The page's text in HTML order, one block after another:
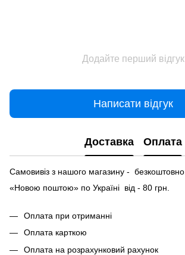
Додайте перший відгук
Написати відгук
Доставка Оплата
Самовивіз з нашого магазину - безкоштовно.
«Новою поштою» по Україні від - 80 грн.
Оплата при отриманні
Оплата карткою
Оплата на розрахунковий рахунок